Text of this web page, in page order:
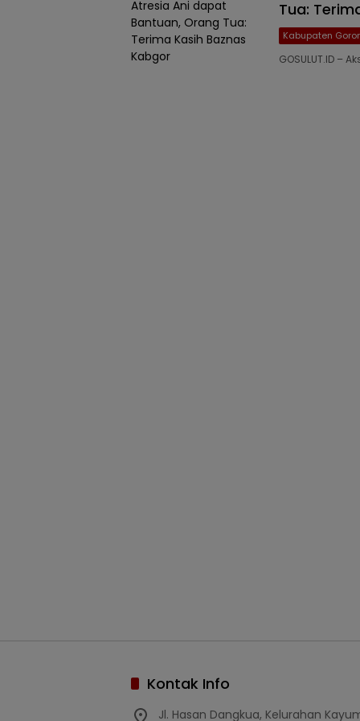
Tua:
Kabupaten
GOSULUT.ID –
Kontak Info
Jl. Hasan Dangkua, Kelurahan